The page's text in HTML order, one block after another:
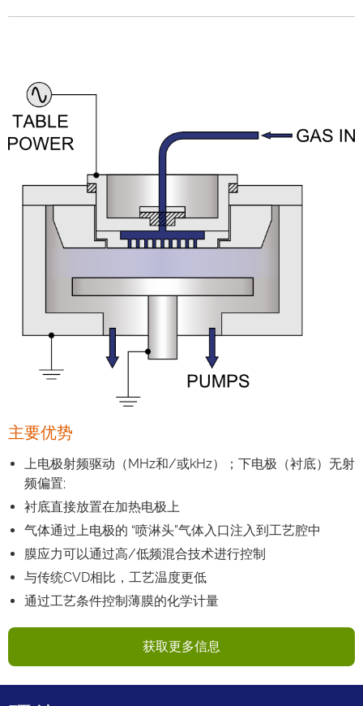
主要优势
上电极射频驱动（MHz和/或kHz）；下电极（衬底）无射
频偏置;
衬底直接放置在加热电极上
气体通过上电极的 “喷淋头”气体入口注入到工艺腔中
膜应力可以通过高/低频混合技术进行控制
与传统CVD相比，工艺温度更低
通过工艺条件控制薄膜的化学计量
获取更多信息